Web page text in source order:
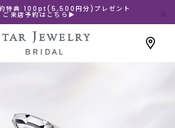
約特典 100pt(5,500円分)プレゼント
ご来店予約はこちら▶